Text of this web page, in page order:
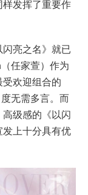
发挥了重要作
亮之名》就已
任家萱）作为
欢迎组合的
无需多言。而
级感的《以闪
上十分具有优